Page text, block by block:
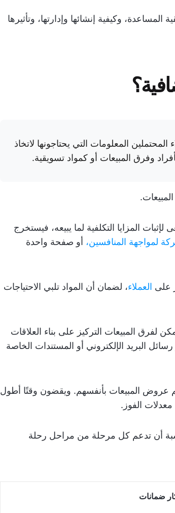
التسويقية المساعدة، وكيفية إنشائها وإدارتها، وتأثيرها
المعلومات التي يحتاجونها لاتخاذ
وفرق المبيعات أو كمواد تسويقية.
المزايا التكلفية لما يبيعه، فيستخرج
لمواجهة المنافسين، أو صفحة واحدة
على العملاء، لضمان أن المواد تلبي الاحتياجات
لفرق المبيعات التركيز على بناء العلاقات
البريد الإلكتروني أو المستندات الخاصة
عروض المبيعات بأنفسهم. ويقضون وقتًا أطول
الفوز.
أن تدعم كل مرحلة من مراحل رحلة
ضمانات